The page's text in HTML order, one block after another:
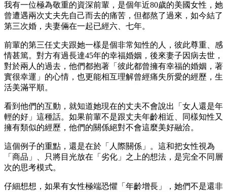
我有一位極為敬重的資深前輩，是個年近80歲的美國女性，她
曾遭遇兩次丈夫先自己而去的痛苦，但都熬了過來，如今結了
第三次婚，夫妻倆在一起已經六、七年。
前輩的第三任丈夫跟她一樣是個非常知性的人，彼此尊重、感
情甚篤。對方有過長達45年的幸福婚姻，後來妻子因病去世，
對於兩人的過去，他們都抱著「彼此都曾擁有幸福的婚姻，著
實很幸運」的心情，也更能相互理解曾經痛失所愛的經歷，生
活美滿平順。
看到他們的互動，就知道她現在的丈夫不會說出「女人還是年
輕的好」這種話。如果前輩不是跟丈夫年齡相近、同樣知性又
擁有類似的經歷，他們的關係絕對不會這麼美好融洽。
這個例子的重點，還是在於「人際關係」。這和把女性視為
「商品」、只將目光放在「劣化」之上的想法，是完全不同層
次的思考模式。
仔細想想，如果有女性極端恐懼「年齡增長」，她們不是還非